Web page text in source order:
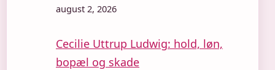
august 2, 2026
Cecilie Uttrup Ludwig: hold, løn,
bopæl og skade